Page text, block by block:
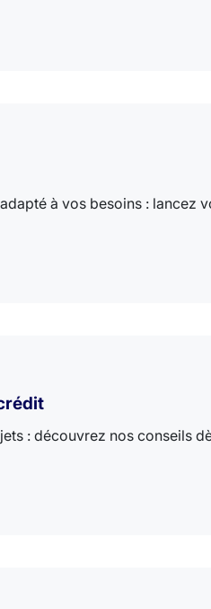
à vos besoins : lancez
: découvrez nos conseils